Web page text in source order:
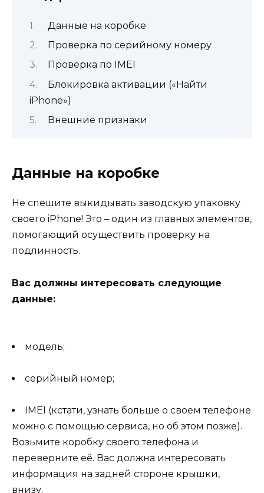
Данные на коробке
Проверка по серийному номеру
Проверка по IMEI
Блокировка активации («Найти
iPhone»)
Внешние признаки
Данные на коробке
Не спешите выкидывать заводскую упаковку
своего iPhone! Это – один из главных элементов,
помогающий осуществить проверку на
подлинность.
Вас должны интересовать следующие
данные:
модель;
серийный номер;
IMEI (кстати, узнать больше о своем телефоне
можно с помощью сервиса, но об этом позже).
Возьмите коробку своего телефона и
переверните её. Вас должна интересовать
информация на задней стороне крышки,
внизу.